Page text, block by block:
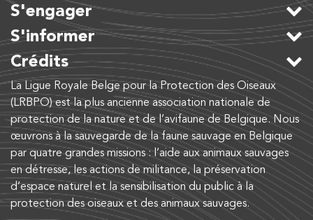
S'engager
S'informer
Crédits
La Ligue Royale Belge pour la Protection des Oiseaux
(LRBPO) est la plus ancienne association nationale de
protection de la nature et de l’avifaune de Belgique. Nous
œuvrons à la sauvegarde de la faune sauvage en Belgique
par quatre grandes missions : l’aide aux animaux sauvages
en détresse, les actions de militance, la préservation
d’espace naturel et la sensibilisation du public à la
protection des oiseaux et des animaux sauvages.